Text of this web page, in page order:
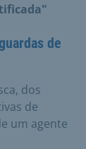
de
dos
de
um agente